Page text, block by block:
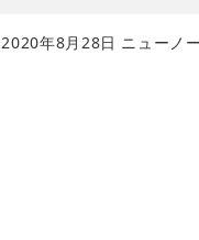
2020年8月28日 ニューノ